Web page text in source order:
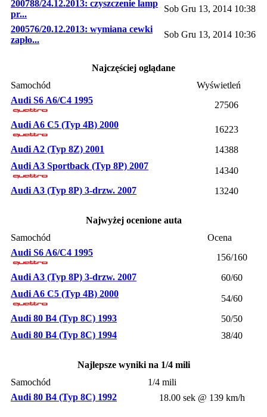
200788/24.12.2013: czyszczenie lamp
pr...
Sob Gru 13, 2014 10:38
200576/20.12.2013: wymiana cewki
zapło...
Sob Gru 13, 2014 10:36
Najczęściej oglądane
Samochód
Wyświetleń
Audi S6 A6/C4 1995
27506
Audi A6 C5 (Typ 4B) 2000
16223
Audi A2 (Typ 8Z) 2001
14388
Audi A3 Sportback (Typ 8P) 2007
14340
Audi A3 (Typ 8P) 3-drzw. 2007
13240
Najwyżej ocenione auta
Samochód
Ocena
Audi S6 A6/C4 1995
156/160
Audi A3 (Typ 8P) 3-drzw. 2007
60/60
Audi A6 C5 (Typ 4B) 2000
54/60
Audi 80 B4 (Typ 8C) 1993
50/50
Audi 80 B4 (Typ 8C) 1994
38/40
Najlepsze wyniki na 1/4 mili
Samochód
1/4 mili
Audi 80 B4 (Typ 8C) 1992
18.00 sek @ 139 km/h